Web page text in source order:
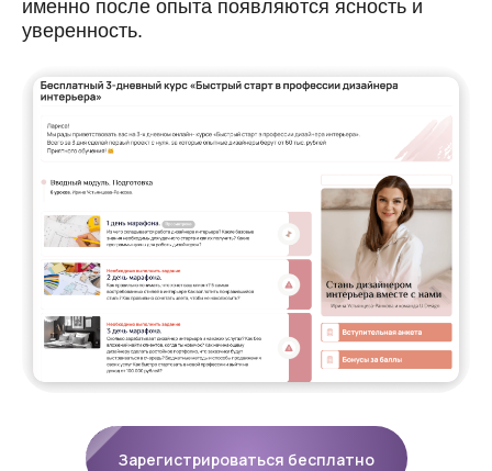
именно после опыта появляются ясность и
уверенность.
Зарегистрироваться бесплатно